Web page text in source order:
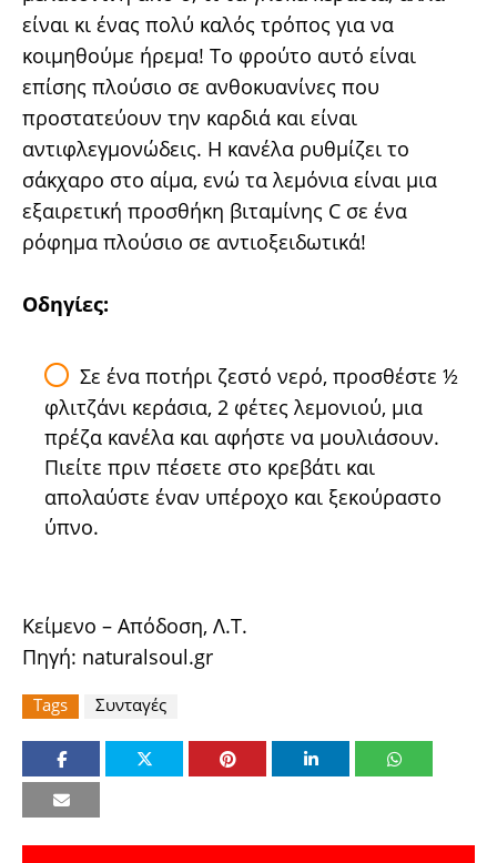
είναι κι ένας πολύ καλός τρόπος για να
κοιμηθούμε ήρεμα! Το φρούτο αυτό είναι
επίσης πλούσιο σε ανθοκυανίνες που
προστατεύουν την καρδιά και είναι
αντιφλεγμονώδεις. Η κανέλα ρυθμίζει το
σάκχαρο στο αίμα, ενώ τα λεμόνια είναι μια
εξαιρετική προσθήκη βιταμίνης C σε ένα
ρόφημα πλούσιο σε αντιοξειδωτικά!
Οδηγίες:
Σε ένα ποτήρι ζεστό νερό, προσθέστε ½
φλιτζάνι κεράσια, 2 φέτες λεμονιού, μια
πρέζα κανέλα και αφήστε να μουλιάσουν.
Πιείτε πριν πέσετε στο κρεβάτι και
απολαύστε έναν υπέροχο και ξεκούραστο
ύπνο.
Κείμενο – Απόδοση, Λ.Τ.
Πηγή: naturalsoul.gr
Tags Συνταγές